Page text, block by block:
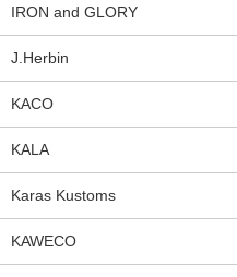
IRON and GLORY
J.Herbin
KACO
KALA
Karas Kustoms
KAWECO